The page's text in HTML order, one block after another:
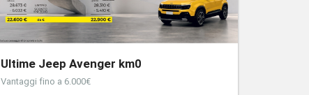
Ultime Jeep Avenger km0
Vantaggi fino a 6.000€